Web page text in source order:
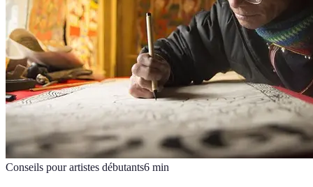
Conseils pour artistes débutants6 min